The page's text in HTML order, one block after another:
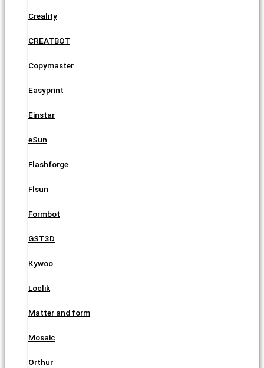
Creality
CREATBOT
Copymaster
Easyprint
Einstar
eSun
Flashforge
Flsun
Formbot
GST3D
Kywoo
Loclik
Matter and form
Mosaic
Orthur